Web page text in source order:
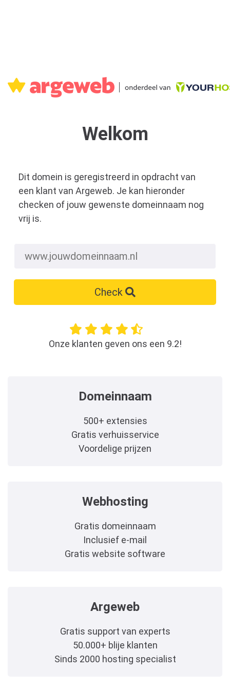
Welkom
Dit domein is geregistreerd in opdracht van
een klant van Argeweb. Je kan hieronder
checken of jouw gewenste domeinnaam nog
vrij is.
Check
Onze klanten geven ons een 9.2!
Domeinnaam
500+ extensies
Gratis verhuisservice
Voordelige prijzen
Webhosting
Gratis domeinnaam
Inclusief e-mail
Gratis website software
Argeweb
Gratis support van experts
50.000+ blije klanten
Sinds 2000 hosting specialist